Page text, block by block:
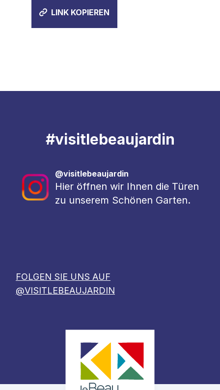
LINK KOPIEREN
#visitlebeaujardin
@visitlebeaujardin
Hier öffnen wir Ihnen die Türen
zu unserem Schönen Garten.
FOLGEN SIE UNS AUF
@VISITLEBEAUJARDIN